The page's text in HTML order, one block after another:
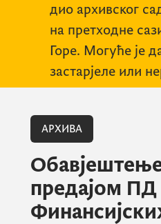
дио архивског
на претходне
Горе. Могуће је
застарјеле или
АРХИВА
предајом ПД